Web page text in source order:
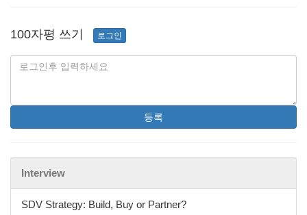
100자평 쓰기 로그인
등록
Interview
SDV Strategy: Build, Buy or Partner?